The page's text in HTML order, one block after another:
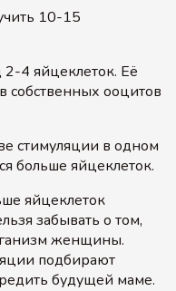
10-15
4 яйцеклеток. Её
собственных ооцитов
стимуляции в одном
больше яйцеклеток.
яйцеклеток
забывать о том,
женщины.
подбирают
будущей маме.